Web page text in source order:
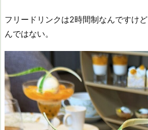
フリードリンクは2時間制なんですけ
んではない。